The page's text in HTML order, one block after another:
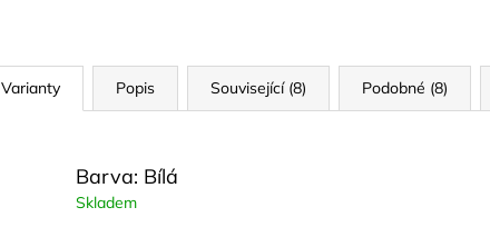
Varianty Popis Související (8) Podobné (8)
Barva: Bílá
Skladem